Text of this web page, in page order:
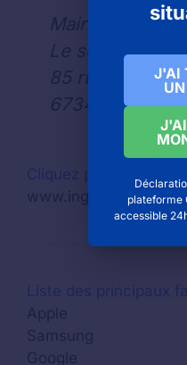
Mairie
Le service des
85 rue du
67340
www.ingwiller.com
Apple
Samsung
Google
J'AI
plateforme
accessible